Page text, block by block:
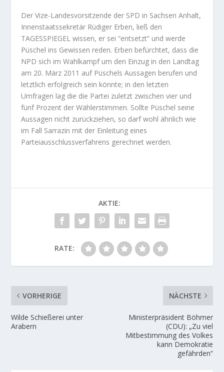
Der Vize-Landesvorsitzende der SPD in Sachsen Anhalt,
Innenstaatssekretär Rüdiger Erben, ließ den
TAGESSPIEGEL wissen, er sei “entsetzt” und werde
Püschel ins Gewissen reden. Erben befürchtet, dass die
NPD sich im Wahlkampf um den Einzug in den Landtag
am 20. März 2011 auf Püschels Aussagen berufen und
letztlich erfolgreich sein könnte; in den letzten
Umfragen lag die die Partei zuletzt zwischen vier und
fünf Prozent der Wählerstimmen. Sollte Püschel seine
Aussagen nicht zurückziehen, so darf wohl ähnlich wie
im Fall Sarrazin mit der Einleitung eines
Parteiausschlussverfahrens gerechnet werden.
AKTIE:
RATE:
VORHERIGE
Wilde Schießerei unter
Arabern
NÄCHSTE
Ministerpräsident Böhmer
(CDU): „Zu viel
Mitbestimmung des Volkes
kann Demokratie
gefährden“